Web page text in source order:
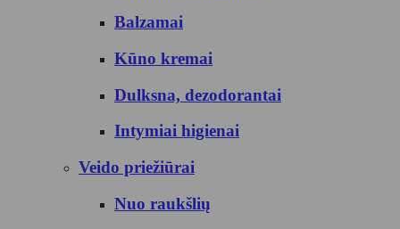
Balzamai
Kūno kremai
Dulksna, dezodorantai
Intymiai higienai
Veido priežiūrai
Nuo raukšlių